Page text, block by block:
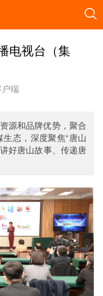
电视台（集
端
源和品牌优势，聚合
态，深度聚焦“唐山
好唐山故事、传递唐